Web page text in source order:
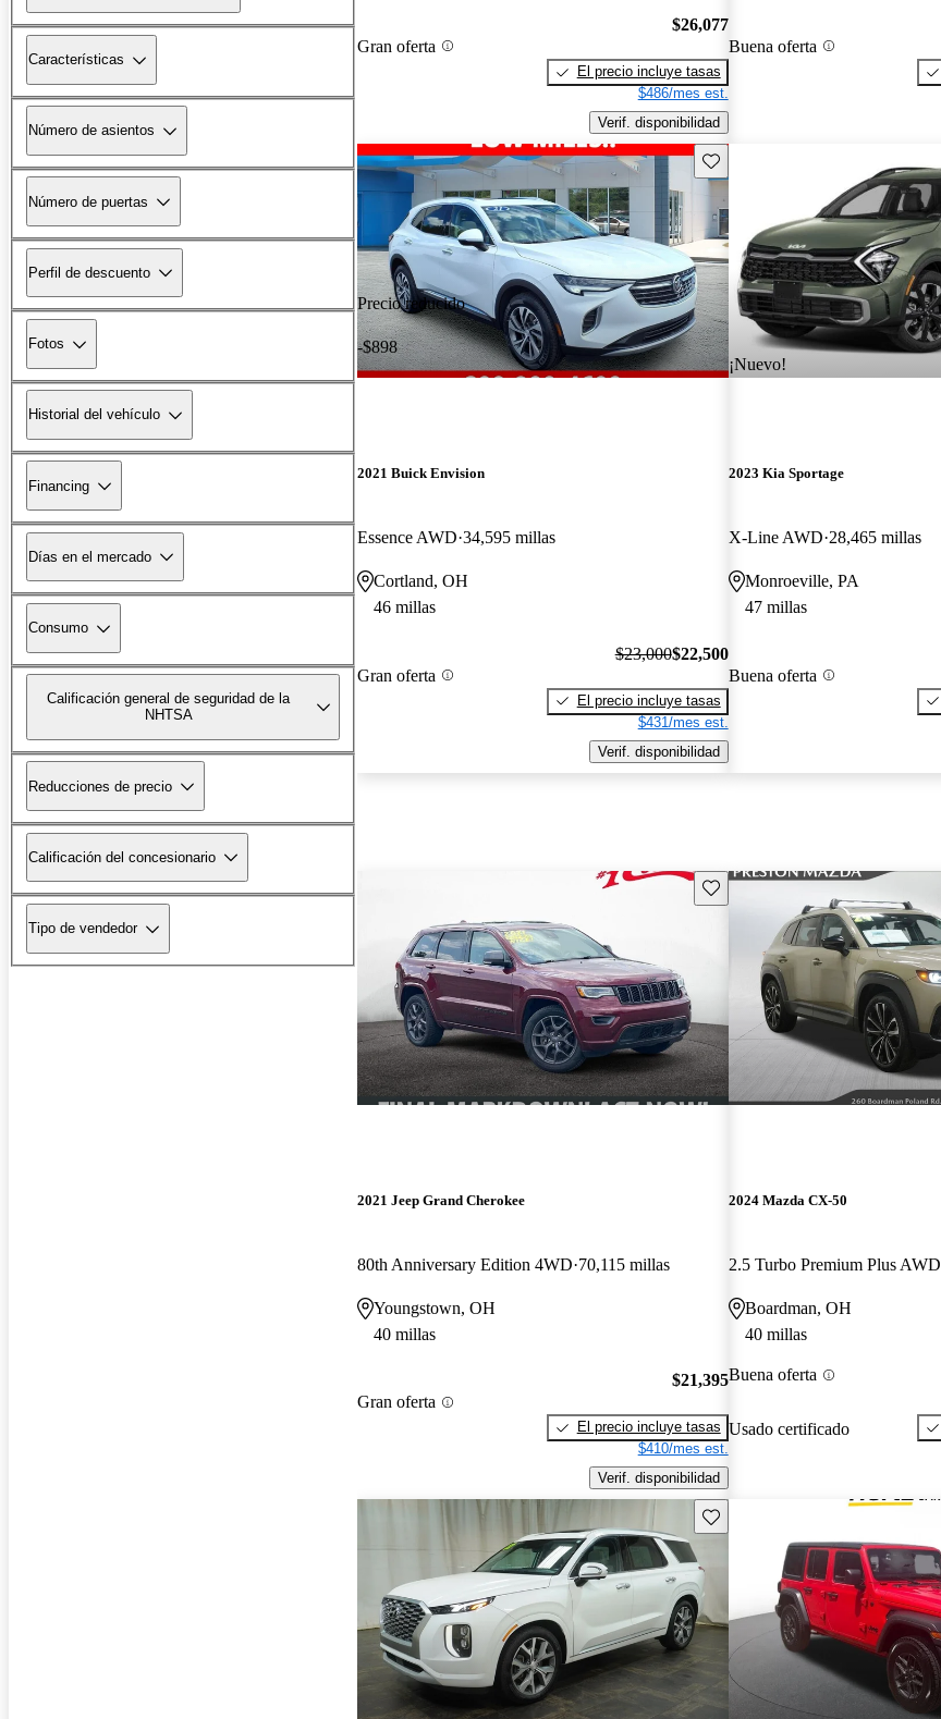
Características
Número de asientos
Número de puertas
Perfil de descuento
Fotos
Historial del vehículo
Financing
Días en el mercado
Consumo
Calificación general de seguridad de la
NHTSA
Reducciones de precio
Calificación del concesionario
Tipo de vendedor
Gran oferta
$26,077
El precio incluye tasas
$486/mes est.
Verif. disponibilidad
Buena oferta
Precio reducido
-$898
Guarda este Aviso
2021 Buick Envision
Essence AWD 34,595 millas
Cortland, OH
46 millas
Gran oferta
$23,000$22,500
El precio incluye tasas
$431/mes est.
Verif. disponibilidad
¡Nuevo!
2023 Kia Sportage
X-Line AWD 28,465 millas
Monroeville, PA
47 millas
Buena oferta
Guarda este Aviso
2021 Jeep Grand Cherokee
80th Anniversary Edition 4WD 70,115 millas
Youngstown, OH
40 millas
Gran oferta
$21,395
El precio incluye tasas
$410/mes est.
Verif. disponibilidad
2024 Mazda CX-50
2.5 Turbo Premium Plus AWD
Boardman, OH
40 millas
Buena oferta
Usado certificado
Guarda este Aviso